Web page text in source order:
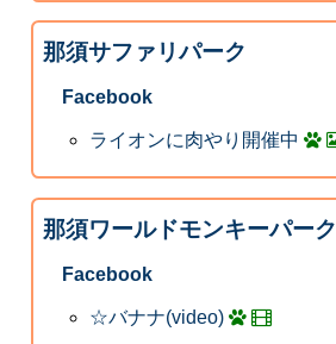
那須サファリパーク
Facebook
ライオンに肉やり開催中
那須ワールドモンキーパーク
Facebook
☆バナナ(video)